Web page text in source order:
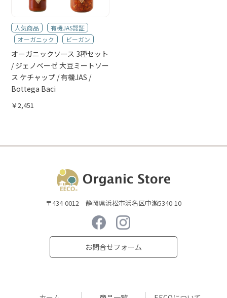
人気商品
有機JAS認証
オーガニック
ビーガン
オーガニックソース 3種セット
/ ジェノベーゼ 大豆ミートソー
ス ケチャップ / 有機JAS /
Bottega Baci
￥2,451
〒434-0012 静岡県浜松市浜名区中瀬5340-10
お問合せフォーム